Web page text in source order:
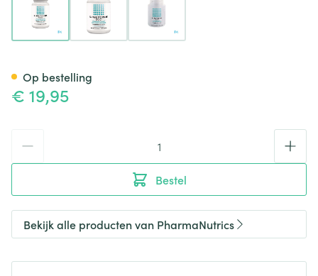
€ 19,95
Bestel
Op bestelling
Bekijk alle producten van PharmaNutrics